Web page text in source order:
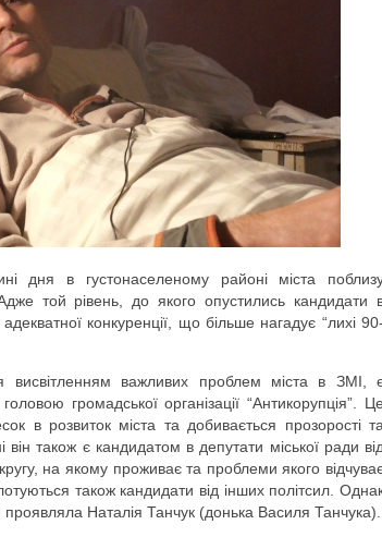
дня в густонаселеному районі міста
той рівень, до якого опустились кандидати
конкуренції, що більше нагадує “лихі 90-
висвітленням важливих проблем міста в ЗМІ,
громадської організації “Антикорупція”. Це
в розвиток міста та добивається прозорості
він також є кандидатом в депутати міської ради
на якому проживає та проблеми якого
також кандидати від інших політсил.
проявляла Наталія Танчук (донька Василя Танчука).